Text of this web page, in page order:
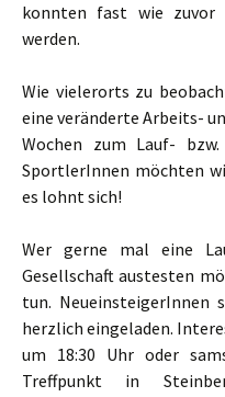
konnten fast wie zuvor
werden.
Wie vielerorts zu
eine veränderte Arbeits-
Wochen zum Lauf-
SportlerInnen möchten
es lohnt sich!
Wer gerne mal eine
Gesellschaft austesten
tun. NeueinsteigerInnen
herzlich eingeladen.
um 18:30 Uhr oder
Treffpunkt in